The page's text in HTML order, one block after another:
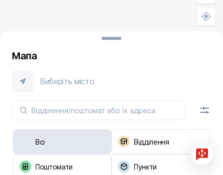
Мапа
Виберіть місто
Всі Відділення
Поштомати Пункти